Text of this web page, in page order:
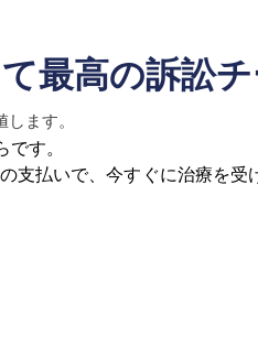
最高の訴訟
ます。
す。
支払いで、今すぐに治療を受